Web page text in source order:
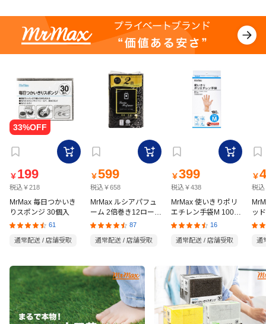
￥ 199
税込￥218
MrMax 毎日つかいき
りスポンジ 30個入
61
通常配送 / 店舗受取
￥599
税込￥658
MrMax ルシアパフュ
ーム 2倍巻き12ロール
ダブル
87
通常配送 / 店舗受取
￥399
税込￥438
MrMax 使いきりポリ
エチレン手袋M 100枚
入
16
通常配送 / 店舗受取
￥
税込
ッ
の
通